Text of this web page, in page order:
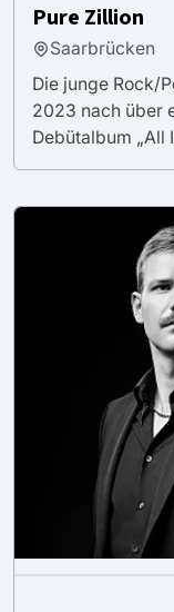
Pure Zillion
Saarbrücken
Die junge Rock/
2023 nach über
Debütalbum „All